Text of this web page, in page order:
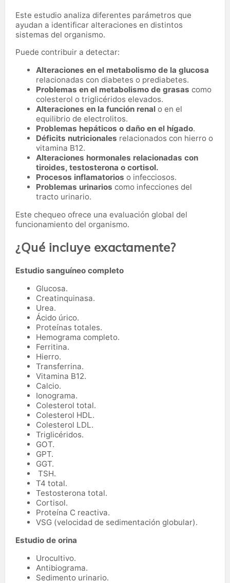
Este estudio analiza diferentes parámetros que
ayudan a identificar alteraciones en distintos
sistemas del organismo.
Puede contribuir a detectar:
Alteraciones en el metabolismo de la glucosa
relacionadas con diabetes o prediabetes.
Problemas en el metabolismo de grasas como
colesterol o triglicéridos elevados.
Alteraciones en la función renal o en el
equilibrio de electrolitos.
Problemas hepáticos o daño en el hígado.
Déficits nutricionales relacionados con hierro o
vitamina B12.
Alteraciones hormonales relacionadas con
tiroides, testosterona o cortisol.
Procesos inflamatorios o infecciosos.
Problemas urinarios como infecciones del
tracto urinario.
Este chequeo ofrece una evaluación global del
funcionamiento del organismo.
¿Qué incluye exactamente?
Estudio sanguíneo completo
Glucosa.
Creatinquinasa.
Urea.
Ácido úrico.
Proteínas totales.
Hemograma completo.
Ferritina.
Hierro.
Transferrina.
Vitamina B12.
Calcio.
Ionograma.
Colesterol total.
Colesterol HDL.
Colesterol LDL.
Triglicéridos.
GOT.
GPT.
GGT.
TSH.
T4 total.
Testosterona total.
Cortisol.
Proteína C reactiva.
VSG (velocidad de sedimentación globular).
Estudio de orina
Urocultivo.
Antibiograma.
Sedimento urinario.